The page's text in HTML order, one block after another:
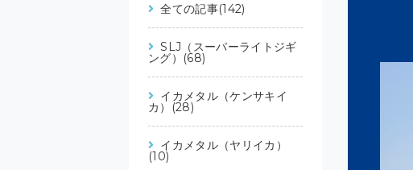
全ての記事(142)
SLJ（スーパーライトジギ
ング）(68)
イカメタル（ケンサキイ
カ）(28)
イカメタル（ヤリイカ）
(10)